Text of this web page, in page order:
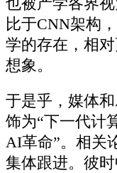
比于CNN架构
学的存在，相
想象。
于是乎，媒体
饰为“下一代计
AI革命”。相关
集体跟进。彼